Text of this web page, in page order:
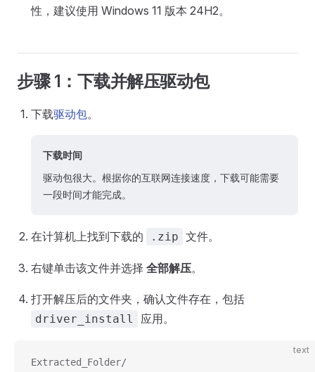
性，建议使用 Windows 11 版本 24H2。
步骤 1：下载并解压驱动包
下载驱动包。
下载时间
驱动包很大。根据你的互联网连接速度，下载可能需要
一段时间才能完成。
在计算机上找到下载的 .zip 文件。
右键单击该文件并选择 全部解压。
打开解压后的文件夹，确认文件存在，包括
driver_install 应用。
text
Extracted_Folder/